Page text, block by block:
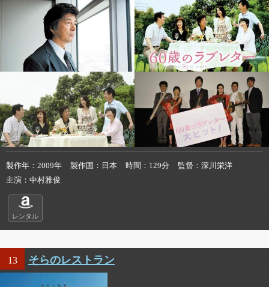
製作年 2009年 製作国 日本 時間 129分 監督
深川栄洋
主演
中村雅俊
レンタル
13 そらのレストラン